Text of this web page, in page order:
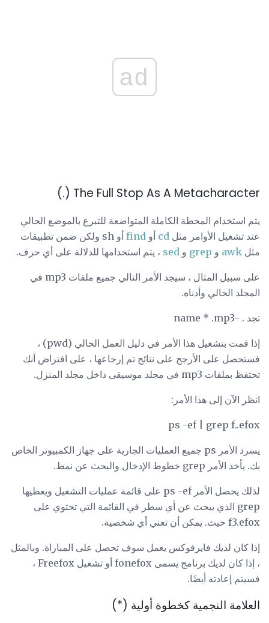
ad
The Full Stop As A Metacharacter (.)
يتم استخدام المحطة الكاملة المتواضعة للتبرع بالموضع الحالي
عند تشغيل الأوامر مثل cd أو find
أو sh ولكن ضمن تطبيقات
مثل awk و grep و sed ، يتم استخدامها للدلالة على أي حرف.
على سبيل المثال ، سيجد الأمر التالي جميع ملفات mp3 في
المجلد الحالي وأدناه.
تجد . -name * .mp3
إذا قمت بتشغيل هذا الأمر في دليل العمل الحالي (pwd) ،
فستحصل على الأرجح على نتائج تم إرجاعها ، على افتراض أنك
تحتفظ بملفات mp3 في مجلد موسيقى داخل مجلد المنزل.
انظر الآن إلى هذا الأمر:
ps -ef | grep f..efox
يسرد الأمر ps جميع العمليات الجارية على جهاز الكمبيوتر الخاص
بك. يأخذ الأمر grep خطوط الإدخال والبحث عن نمط.
لذلك يحصل الأمر ps -ef على قائمة عمليات التشغيل ويعطيها
grep الذي يبحث عن أي سطر في القائمة التي تحتوي على
f3.efox حيث. يمكن أن تعني أي شخصية.
إذا كان لديك فايرفوكس يعمل سوف تحصل على المباراة. وبالمثل
، إذا كان لديك برنامج يسمى fonefox أو تشغيل Freefox ،
فسيتم إعادته أيضًا.
العلامة النجمية كخطوة أولية (*)